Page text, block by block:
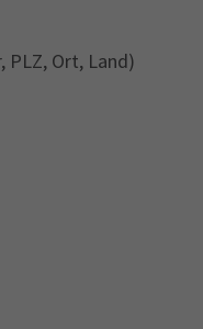
PLZ, Ort, Land)